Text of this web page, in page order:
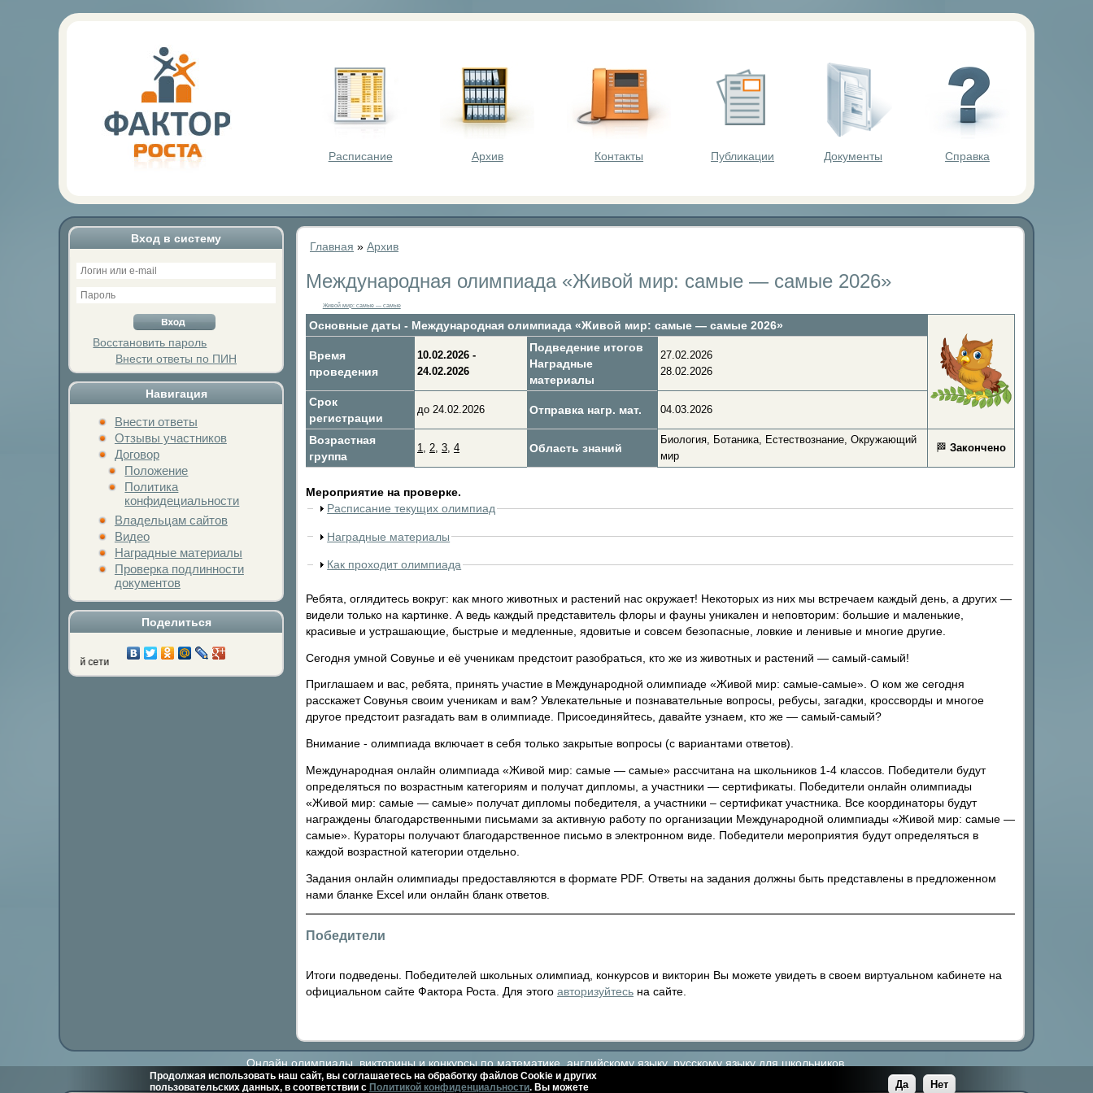
Расписание Архив Контакты Публикации Документы Справка
Вход в систему
Восстановить пароль
Внести ответы по ПИН
Навигация
Внести ответы
Отзывы участников
Договор
Положение
Политика
конфидециальности
Владельцам сайтов
Видео
Наградные материалы
Проверка подлинности
документов
Поделиться
социальной сети
Главная » Архив
Международная олимпиада «Живой мир: самые — самые 2026»
Живой мир: самые — самые
Основные даты - Международная олимпиада «Живой мир: самые — самые 2026»
Время
проведения
10.02.2026 -
24.02.2026
Подведение итогов
Наградные
материалы
27.02.2026
28.02.2026
Срок
регистрации
до 24.02.2026 Отправка нагр. мат. 04.03.2026
Возрастная
группа
1, 2, 3, 4 Область знаний
Биология, Ботаника, Естествознание, Окружающий
мир
🏁 Закончено
Мероприятие на проверке.
Расписание текущих олимпиад
Наградные материалы
Как проходит олимпиада
Ребята, оглядитесь вокруг: как много животных и растений нас окружает! Некоторых из них мы встречаем каждый день, а других —
видели только на картинке. А ведь каждый представитель флоры и фауны уникален и неповторим: большие и маленькие,
красивые и устрашающие, быстрые и медленные, ядовитые и совсем безопасные, ловкие и ленивые и многие другие.
Сегодня умной Совунье и её ученикам предстоит разобраться, кто же из животных и растений — самый-самый!
Приглашаем и вас, ребята, принять участие в Международной олимпиаде «Живой мир: самые-самые». О ком же сегодня
расскажет Совунья своим ученикам и вам? Увлекательные и познавательные вопросы, ребусы, загадки, кроссворды и многое
другое предстоит разгадать вам в олимпиаде. Присоединяйтесь, давайте узнаем, кто же — самый-самый?
Внимание - олимпиада включает в себя только закрытые вопросы (с вариантами ответов).
Международная онлайн олимпиада «Живой мир: самые — самые» рассчитана на школьников 1-4 классов. Победители будут
определяться по возрастным категориям и получат дипломы, а участники — сертификаты. Победители онлайн олимпиады
«Живой мир: самые — самые» получат дипломы победителя, а участники – сертификат участника. Все координаторы будут
награждены благодарственными письмами за активную работу по организации Международной олимпиады «Живой мир: самые —
самые». Кураторы получают благодарственное письмо в электронном виде. Победители мероприятия будут определяться в
каждой возрастной категории отдельно.
Задания онлайн олимпиады предоставляются в формате PDF. Ответы на задания должны быть представлены в предложенном
нами бланке Excel или онлайн бланк ответов.
Победители
Итоги подведены. Победителей школьных олимпиад, конкурсов и викторин Вы можете увидеть в своем виртуальном кабинете на
официальном сайте Фактора Роста. Для этого авторизуйтесь на сайте.
Онлайн олимпиады, викторины и конкурсы по математике, английскому языку, русскому языку для школьников.
Продолжая использовать наш сайт, вы соглашаетесь на обработку файлов Сookie и других
пользовательских данных, в соответствии с Политикой конфиденциальности. Вы можете Да Нет